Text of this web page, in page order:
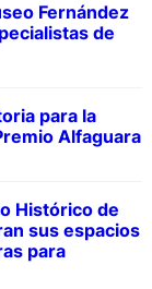
Fernández
de
para la
Alfaguara
Histórico de
sus espacios
para